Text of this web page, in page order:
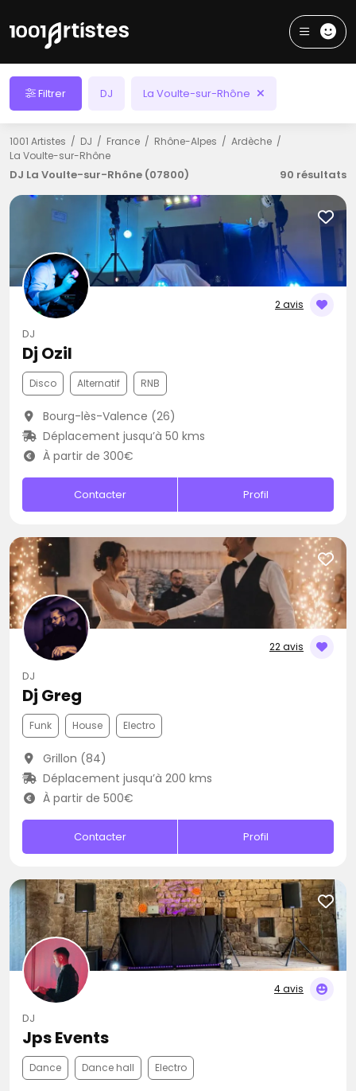
Filtrer DJ La Voulte-sur-Rhône
1001 Artistes DJ France Rhône-Alpes
Ardèche
La Voulte-sur-Rhône
DJ La Voulte-sur-Rhône (07800) 90 résultats
2 avis
DJ
Dj Ozil
Disco Alternatif RNB
Bourg-lès-Valence (26)
Déplacement jusqu’à 50 kms
À partir de 300€
Contacter Profil
22 avis
DJ
Dj Greg
Funk House Electro
Grillon (84)
Déplacement jusqu’à 200 kms
À partir de 500€
Contacter Profil
4 avis
DJ
Jps Events
Dance Dance hall Electro